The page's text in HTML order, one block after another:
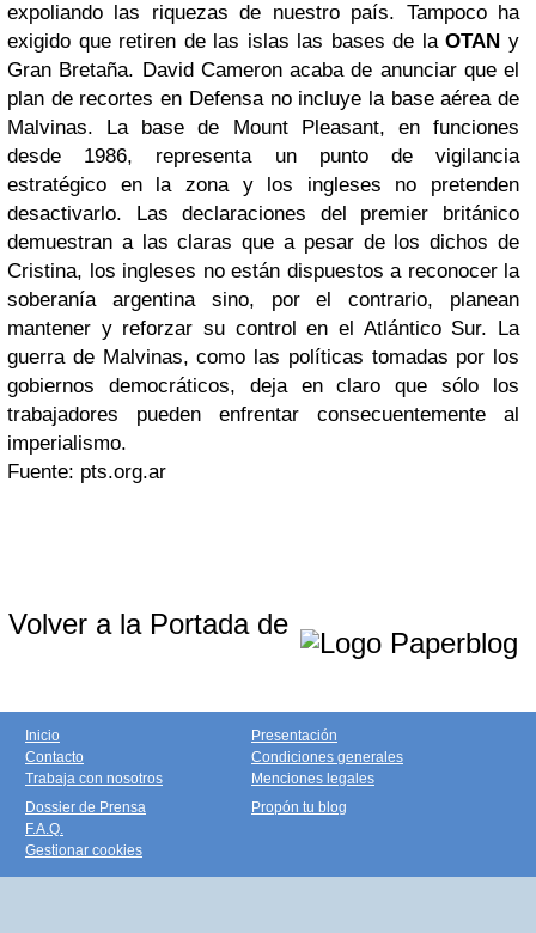
expoliando las riquezas de nuestro país. Tampoco ha
exigido que retiren de las islas las bases de laOTAN y
Gran Bretaña. David Cameron acaba de anunciar que el
plan de recortes en Defensa no incluye la base aérea de
Malvinas. La base de Mount Pleasant, en funciones
desde 1986, representa un punto de vigilancia
estratégico en la zona y los ingleses no pretenden
desactivarlo. Las declaraciones del premier británico
demuestran a las claras que a pesar de los dichos de
Cristina, los ingleses no están dispuestos a reconocer la
soberanía argentina sino, por el contrario, planean
mantener y reforzar su control en el Atlántico Sur. La
guerra de Malvinas, como las políticas tomadas por los
gobiernos democráticos, deja en claro que sólo los
trabajadores pueden enfrentar consecuentemente al
imperialismo.
Fuente: pts.org.ar
Volver a la Portada de
Inicio
Contacto
Trabaja con nosotros
Presentación
Condiciones generales
Menciones legales
Dossier de Prensa
F.A.Q.
Gestionar cookies
Propón tu blog